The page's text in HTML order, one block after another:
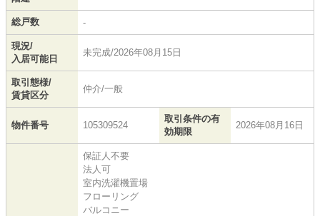
総戸数 -
現況/
入居可能日
未完成/2026年08月15日
取引態様/
賃貸区分
仲介/一般
物件番号 105309524
取引条件の有
効期限
2026年08月16日
保証人不要
法人可
室内洗濯機置場
フローリング
バルコニー